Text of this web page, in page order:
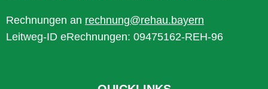
Rechnungen an rechnung@rehau.bayern
Leitweg-ID eRechnungen: 09475162-REH-96